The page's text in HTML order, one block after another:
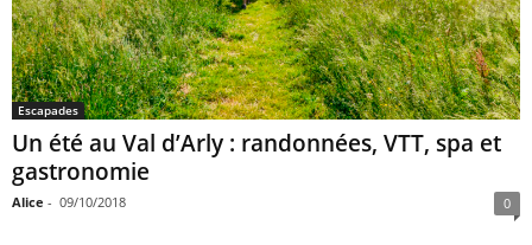
Escapades
Un été au Val d’Arly : randonnées, VTT, spa et
gastronomie
Alice - 09/10/2018 0